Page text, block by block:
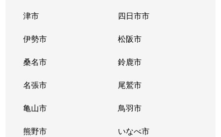
津市 四日市市
伊勢市 松阪市
桑名市 鈴鹿市
名張市 尾鷲市
亀山市 鳥羽市
熊野市 いなべ市